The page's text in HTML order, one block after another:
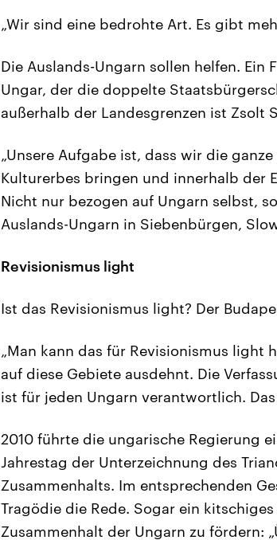
„Wir sind eine bedrohte Art. Es gibt
Die Auslands-Ungarn sollen helfen.
Ungar, der die doppelte
außerhalb der Landesgrenzen ist Zsolt
„Unsere Aufgabe ist, dass wir die
Kulturerbes bringen und innerhalb der
Nicht nur bezogen auf Ungarn selbst,
Auslands-Ungarn in Siebenbürgen,
Revisionismus light
Ist das Revisionismus light? Der
„Man kann das für Revisionismus light
auf diese Gebiete ausdehnt. Die
ist für jeden Ungarn verantwortlich.
2010 führte die ungarische Regierung
Jahrestag der Unterzeichnung des
Zusammenhalts. Im entsprechenden
Tragödie die Rede. Sogar ein
Zusammenhalt der Ungarn zu fördern: